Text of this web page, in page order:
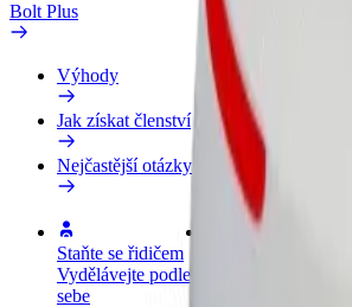
Bolt Plus
Výhody
Jak získat členství
Nejčastější otázky
Staňte se řidičem
Vydělávejte podle
sebe